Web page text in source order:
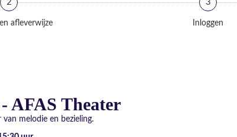
2
afleverwijze
3
Inloggen
AFAS Theater
van melodie en bezieling.